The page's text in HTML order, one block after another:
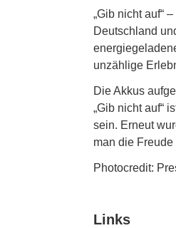
„Gib nicht auf“
Deutschland
unzählige
Die Akkus
„Gib nicht auf“
sein. Erneut
man die
Photocredit:
Links